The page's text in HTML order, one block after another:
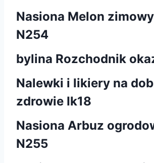
Nasiona Melon
N254
bylina Rozchodnik
Nalewki i likiery na
zdrowie Ik18
Nasiona Arbuz
N255